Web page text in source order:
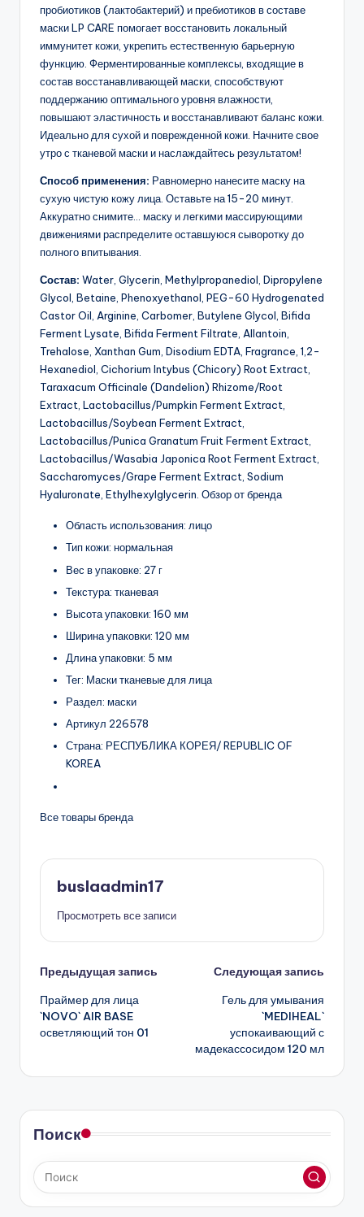
пробиотиков (лактобактерий) и пребиотиков в составе
маски LP CARE помогает восстановить локальный
иммунитет кожи, укрепить естественную барьерную
функцию. Ферментированные комплексы, входящие в
состав восстанавливающей маски, способствуют
поддержанию оптимального уровня влажности,
повышают эластичность и восстанавливают баланс кожи.
Идеально для сухой и поврежденной кожи. Начните свое
утро с тканевой маски и наслаждайтесь результатом!
Способ применения: Равномерно нанесите маску на
сухую чистую кожу лица. Оставьте на 15-20 минут.
Аккуратно снимите… маску и легкими массирующими
движениями распределите оставшуюся сыворотку до
полного впитывания.
Состав: Water, Glycerin, Methylpropanediol, Dipropylene
Glycol, Betaine, Phenoxyethanol, PEG-60 Hydrogenated
Castor Oil, Arginine, Carbomer, Butylene Glycol, Bifida
Ferment Lysate, Bifida Ferment Filtrate, Allantoin,
Trehalose, Xanthan Gum, Disodium EDTA, Fragrance, 1,2-
Hexanediol, Cichorium Intybus (Chicory) Root Extract,
Taraxacum Officinale (Dandelion) Rhizome/Root
Extract, Lactobacillus/Pumpkin Ferment Extract,
Lactobacillus/Soybean Ferment Extract,
Lactobacillus/Punica Granatum Fruit Ferment Extract,
Lactobacillus/Wasabia Japonica Root Ferment Extract,
Saccharomyces/Grape Ferment Extract, Sodium
Hyaluronate, Ethylhexylglycerin. Обзор от бренда
Область использования: лицо
Тип кожи: нормальная
Вес в упаковке: 27 г
Текстура: тканевая
Высота упаковки: 160 мм
Ширина упаковки: 120 мм
Длина упаковки: 5 мм
Тег: Маски тканевые для лица
Раздел: маски
Артикул 226578
Страна: РЕСПУБЛИКА КОРЕЯ/ REPUBLIC OF
KOREA
Все товары бренда
buslaadmin17
Просмотреть все записи
Навигация
записи
Предыдущая запись
Праймер для лица
`NOVO` AIR BASE
осветляющий тон 01
Следующая запись
Гель для умывания
`MEDIHEAL`
успокаивающий с
мадекассосидом 120 мл
Поиск